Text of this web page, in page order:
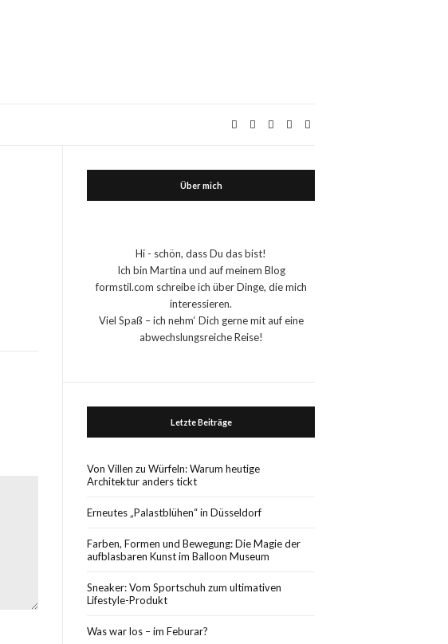
Über mich
Hi - schön, dass Du das bist!
Ich bin Martina und auf meinem Blog
formstil.com schreibe ich über Dinge, die mich
interessieren.
Viel Spaß – ich nehm‘ Dich gerne mit auf eine
abwechslungsreiche Reise!
Letzte Beiträge
Von Villen zu Würfeln: Warum heutige
Architektur anders tickt
Erneutes „Palastblühen“ in Düsseldorf
Farben, Formen und Bewegung: Die Magie der
aufblasbaren Kunst im Balloon Museum
Sneaker: Vom Sportschuh zum ultimativen
Lifestyle-Produkt
Was war los – im Feburar?